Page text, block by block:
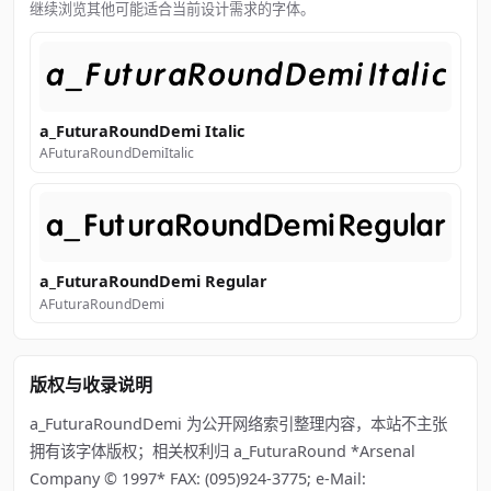
继续浏览其他可能适合当前设计需求的字体。
a_FuturaRoundDemi Italic
AFuturaRoundDemiItalic
a_FuturaRoundDemi Regular
AFuturaRoundDemi
版权与收录说明
a_FuturaRoundDemi 为公开网络索引整理内容，本站不主张
拥有该字体版权；相关权利归 a_FuturaRound *Arsenal
Company © 1997* FAX: (095)924-3775; e-Mail: